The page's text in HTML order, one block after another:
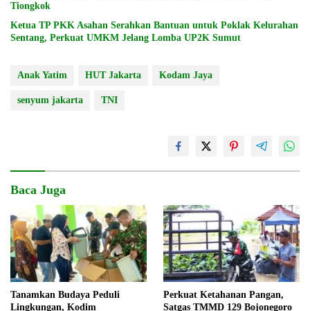
Tiongkok
Ketua TP PKK Asahan Serahkan Bantuan untuk Poklak Kelurahan
Sentang, Perkuat UMKM Jelang Lomba UP2K Sumut
Anak Yatim HUT Jakarta Kodam Jaya
senyum jakarta TNI
Baca Juga
Tanamkan Budaya Peduli
Lingkungan, Kodim
Perkuat Ketahanan Pangan,
Satgas TMMD 129 Bojonegoro